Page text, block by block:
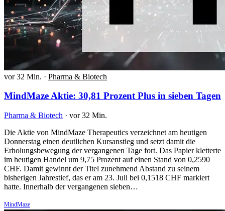
vor 32 Min. · Pharma & Biotech
MindMaze Aktie: 30,81 Prozent Plus in sieben Tagen
Pharma & Biotech · vor 32 Min.
Die Aktie von MindMaze Therapeutics verzeichnet am heutigen
Donnerstag einen deutlichen Kursanstieg und setzt damit die
Erholungsbewegung der vergangenen Tage fort. Das Papier kletterte
im heutigen Handel um 9,75 Prozent auf einen Stand von 0,2590
CHF. Damit gewinnt der Titel zunehmend Abstand zu seinem
bisherigen Jahrestief, das er am 23. Juli bei 0,1518 CHF markiert
hatte. Innerhalb der vergangenen sieben…
MindMaze